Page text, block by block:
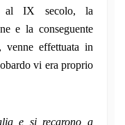
al IX secolo, la
e la conseguente
venne effettuata in
vi era proprio
e si recarono a